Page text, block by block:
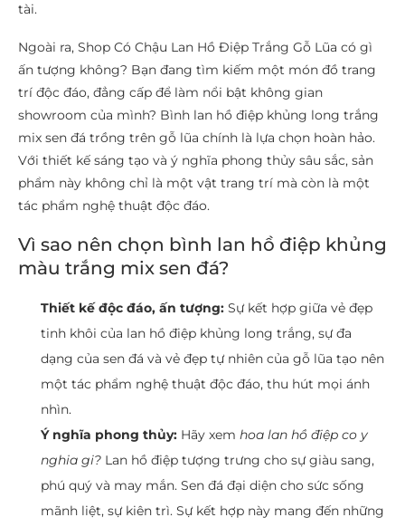
tài.
Ngoài ra, Shop Có Chậu Lan Hồ Điệp Trắng Gỗ Lũa có gì
ấn tượng không? Bạn đang tìm kiếm một món đồ trang
trí độc đáo, đẳng cấp để làm nổi bật không gian
showroom của mình? Bình lan hồ điệp khủng long trắng
mix sen đá trồng trên gỗ lũa chính là lựa chọn hoàn hảo.
Với thiết kế sáng tạo và ý nghĩa phong thủy sâu sắc, sản
phẩm này không chỉ là một vật trang trí mà còn là một
tác phẩm nghệ thuật độc đáo.
Vì sao nên chọn bình lan hồ điệp khủng
màu trắng mix sen đá?
Thiết kế độc đáo, ấn tượng: Sự kết hợp giữa vẻ đẹp
tinh khôi của lan hồ điệp khủng long trắng, sự đa
dạng của sen đá và vẻ đẹp tự nhiên của gỗ lũa tạo nên
một tác phẩm nghệ thuật độc đáo, thu hút mọi ánh
nhìn.
Ý nghĩa phong thủy: Hãy xem hoa lan hồ điệp co y
nghia gi? Lan hồ điệp tượng trưng cho sự giàu sang,
phú quý và may mắn. Sen đá đại diện cho sức sống
mãnh liệt, sự kiên trì. Sự kết hợp này mang đến những